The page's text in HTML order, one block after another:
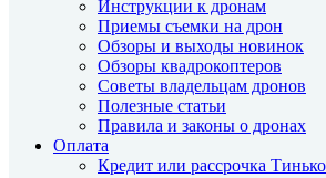
Инструкции к дронам
Приемы съемки на дрон
Обзоры и выходы новинок
Обзоры квадрокоптеров
Советы владельцам дронов
Полезные статьи
Правила и законы о дронах
Оплата
Кредит или рассрочка